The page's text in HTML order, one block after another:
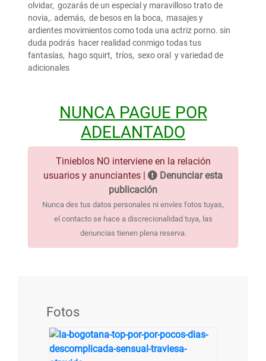
olvidar, gozarás de un especial y maravilloso trato de
novia,. además, de besos en la boca, masajes y
ardientes movimientos como toda una actriz porno. sin
duda podrás hacer realidad conmigo todas tus
fantasías, hago squirt, tríos, sexo oral y variedad de
adicionales
NUNCA PAGUE POR
ADELANTADO
Tinieblos NO interviene en la relación
usuarios y anunciantes |
Denunciar esta
publicación
Nunca des tus datos personales ni envíes fotos tuyas,
el contacto se hace a discrecionalidad tuya, las
denuncias tienen plena reserva.
Fotos